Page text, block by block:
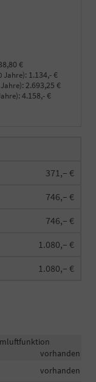
€
Jahre): 1.134,- €
: 2.693,25 €
: 4.158,- €
371,– €
746,– €
746,– €
1.080,– €
1.080,– €
vorhanden
vorhanden